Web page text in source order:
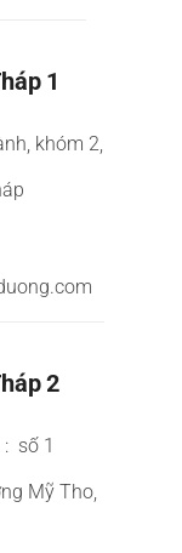
1
khóm 2,
2
số 1
Mỹ Tho,